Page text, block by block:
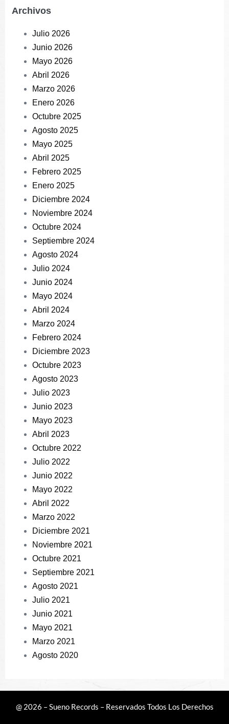
Archivos
Julio 2026
Junio 2026
Mayo 2026
Abril 2026
Marzo 2026
Enero 2026
Octubre 2025
Agosto 2025
Mayo 2025
Abril 2025
Febrero 2025
Enero 2025
Diciembre 2024
Noviembre 2024
Octubre 2024
Septiembre 2024
Agosto 2024
Julio 2024
Junio 2024
Mayo 2024
Abril 2024
Marzo 2024
Febrero 2024
Diciembre 2023
Octubre 2023
Agosto 2023
Julio 2023
Junio 2023
Mayo 2023
Abril 2023
Octubre 2022
Julio 2022
Junio 2022
Mayo 2022
Abril 2022
Marzo 2022
Diciembre 2021
Noviembre 2021
Octubre 2021
Septiembre 2021
Agosto 2021
Julio 2021
Junio 2021
Mayo 2021
Marzo 2021
Agosto 2020
@ 2026 – Sueno Records – Reservados Todos Los Derechos